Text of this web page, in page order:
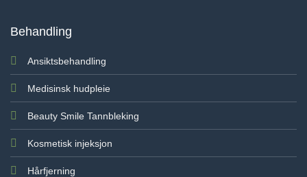
Behandling
Ansiktsbehandling
Medisinsk hudpleie
Beauty Smile Tannbleking
Kosmetisk injeksjon
Hårfjerning